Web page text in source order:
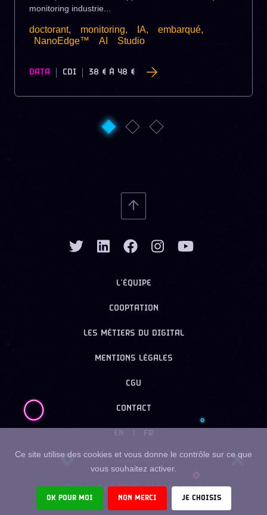
monitoring industrie...
doctorant, monitoring, IA,
embarqué,
NanoEdge™
AI Studio
DATA CDI 38 € À 48 €
L’ÉQUIPE
COOPTATION
LES MÉTIERS DU DIGITAL
MENTIONS LÉGALES
CGU
CONTACT
FR
Copyright ©2026- Urban Linker
Ce site utilise des cookies et vous donne le contrôle sur ce que
vous souhaitez activer.
OK POUR MOI NON MERCI JE CHOISIS